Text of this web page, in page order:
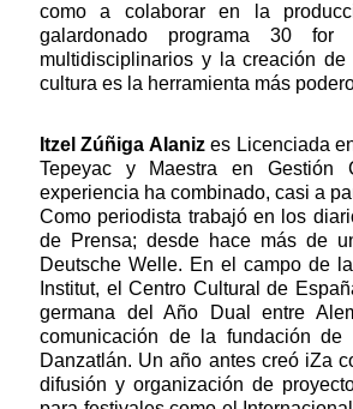
como a colaborar en la
galardonado programa 30
multidisciplinarios y la creación
cultura es la herramienta más
Itzel Zúñiga Alanizes Licenciada
Tepeyac y Maestra en Gestión
experiencia ha combinado, casi a
Como periodista trabajó en los
de Prensa; desde hace más de
Deutsche Welle. En el campo de
Institut, el Centro Cultural de
germana del Año Dual entre
comunicación de la fundación
Danzatlán. Un año antes creó iZa
difusión y organización de